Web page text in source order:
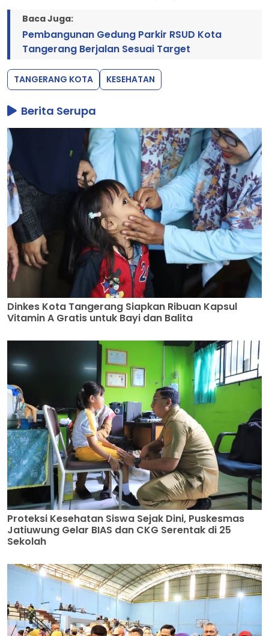
Baca Juga:
Pembangunan Gedung Parkir RSUD Kota
Tangerang Berjalan Sesuai Target
TANGERANG KOTA KESEHATAN
Berita Serupa
Dinkes Kota Tangerang Siapkan Ribuan Kapsul
Vitamin A Gratis untuk Bayi dan Balita
Proteksi Kesehatan Siswa Sejak Dini, Puskesmas
Jatiuwung Gelar BIAS dan CKG Serentak di 25
Sekolah